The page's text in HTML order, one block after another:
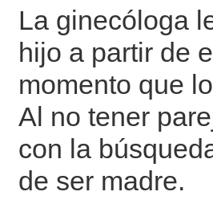
La ginecóloga
hijo a partir de
momento que
Al no tener
con la
de ser madre.